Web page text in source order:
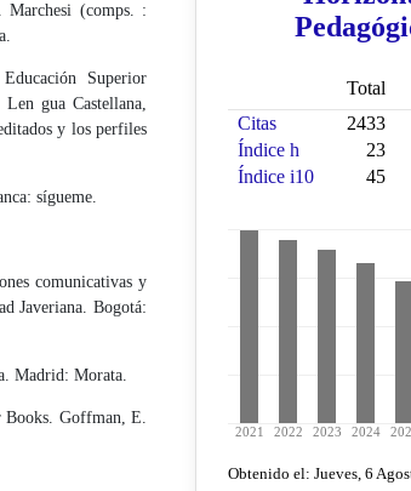
Marchesi (comps. :
Supe­rior
gua Castellana,
y los perfiles
sígueme.
co­municativas y
Javeriana. Bogotá:
Ma­drid: Morata.
Goffman, E.